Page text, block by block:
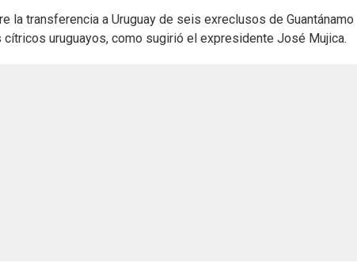
la transferencia a Uruguay de seis exreclusos de Guantánamo
uruguayos, como sugirió el expresidente José Mujica.